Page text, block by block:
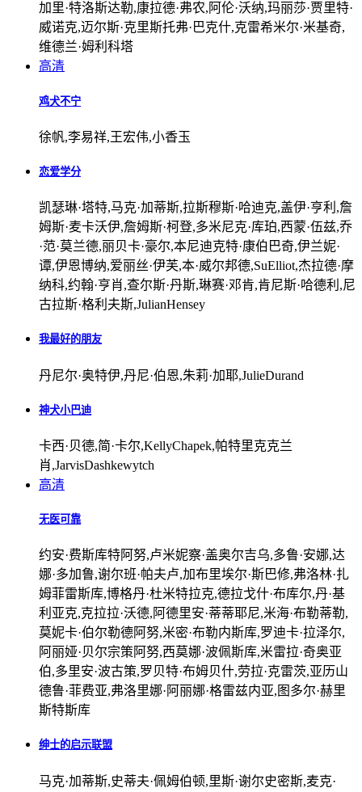
加里·特洛斯达勒,康拉德·弗农,阿伦·沃纳,玛丽莎·贾里特·
威诺克,迈尔斯·克里斯托弗·巴克什,克雷希米尔·米基奇,
维德兰·姆利科塔
高清
鸡犬不宁
徐帆,李易祥,王宏伟,小香玉
恋爱学分
凯瑟琳·塔特,马克·加蒂斯,拉斯穆斯·哈迪克,盖伊·亨利,詹
姆斯·麦卡沃伊,詹姆斯·柯登,多米尼克·库珀,西蒙·伍兹,乔
·范·莫兰德,丽贝卡·豪尔,本尼迪克特·康伯巴奇,伊兰妮·
谭,伊恩博纳,爱丽丝·伊芙,本·威尔邦德,SuElliot,杰拉德·摩
纳科,约翰·亨肖,查尔斯·丹斯,琳赛·邓肯,肯尼斯·哈德利,尼
古拉斯·格利夫斯,JulianHensey
我最好的朋友
丹尼尔·奥特伊,丹尼·伯恩,朱莉·加耶,JulieDurand
神犬小巴迪
卡西·贝德,简·卡尔,KellyChapek,帕特里克克兰
肖,JarvisDashkewytch
高清
无医可靠
约安·费斯库特阿努,卢米妮察·盖奥尔吉乌,多鲁·安娜,达
娜·多加鲁,谢尔班·帕夫卢,加布里埃尔·斯巴修,弗洛林·扎
姆菲雷斯库,博格丹·杜米特拉克,德拉戈什·布库尔,丹·基
利亚克,克拉拉·沃德,阿德里安·蒂蒂耶尼,米海·布勒蒂勒,
莫妮卡·伯尔勒德阿努,米密·布勒内斯库,罗迪卡·拉泽尔,
阿丽娅·贝尔宗策阿努,西莫娜·波佩斯库,米雷拉·奇奥亚
伯,多里安·波古策,罗贝特·布姆贝什,劳拉·克雷茨,亚历山
德鲁·菲费亚,弗洛里娜·阿丽娜·格雷兹内亚,图多尔·赫里
斯特斯库
绅士的启示联盟
马克·加蒂斯,史蒂夫·佩姆伯顿,里斯·谢尔史密斯,麦克·